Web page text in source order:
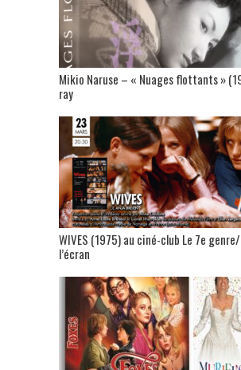
Mikio Naruse – « Nuages flottants »
ray
WIVES (1975) au ciné-club Le 7e
l’écran